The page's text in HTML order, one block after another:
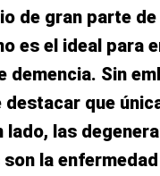
de gran parte
es el ideal para
demencia. Sin
que
lado, las
la